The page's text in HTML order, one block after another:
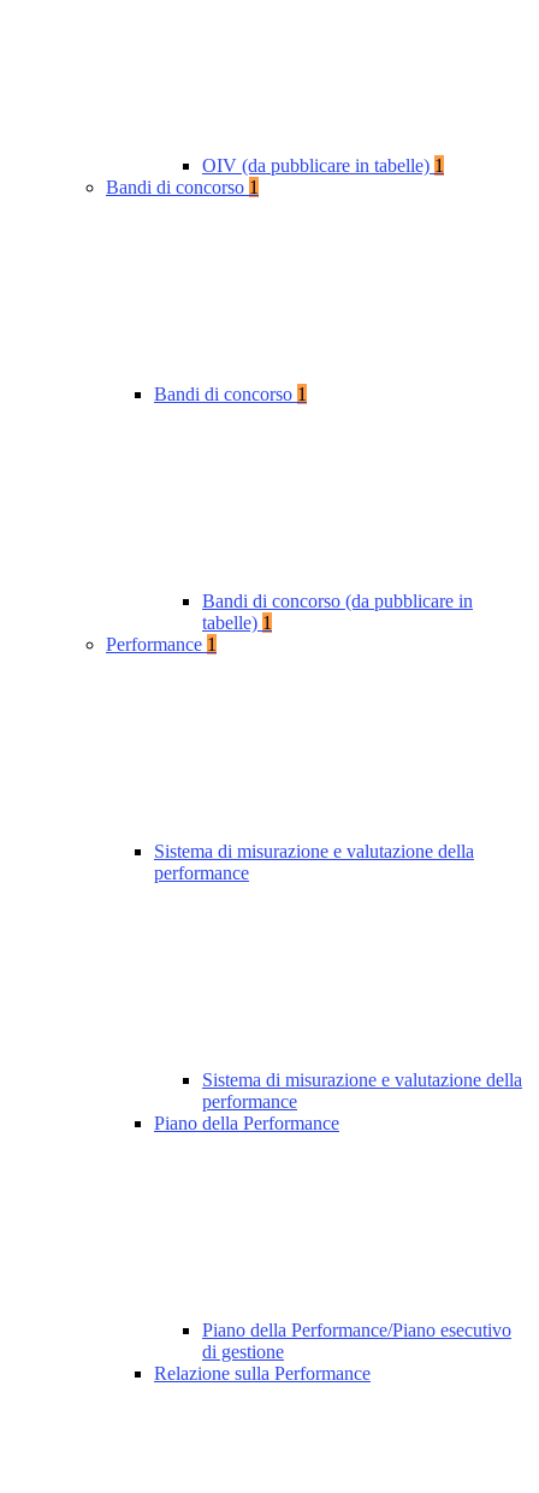
OIV (da pubblicare in tabelle) 1
Bandi di concorso 1
Bandi di concorso 1
Bandi di concorso (da pubblicare in
tabelle) 1
Performance 1
Sistema di misurazione e valutazione della
performance
Sistema di misurazione e valutazione della
performance
Piano della Performance
Piano della Performance/Piano esecutivo
di gestione
Relazione sulla Performance